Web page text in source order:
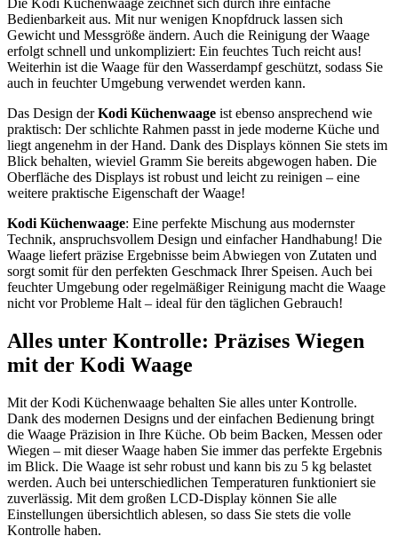
Die Kodi Küchenwaage zeichnet sich durch ihre einfache
Bedienbarkeit aus. Mit nur wenigen Knopfdruck lassen sich
Gewicht und Messgröße ändern. Auch die Reinigung der Waage
erfolgt schnell und unkompliziert: Ein feuchtes Tuch reicht aus!
Weiterhin ist die Waage für den Wasserdampf geschützt, sodass Sie
auch in feuchter Umgebung verwendet werden kann.
Das Design derKodi Küchenwaage ist ebenso ansprechend wie
praktisch: Der schlichte Rahmen passt in jede moderne Küche und
liegt angenehm in der Hand. Dank des Displays können Sie stets im
Blick behalten, wieviel Gramm Sie bereits abgewogen haben. Die
Oberfläche des Displays ist robust und leicht zu reinigen – eine
weitere praktische Eigenschaft der Waage!
Kodi Küchenwaage: Eine perfekte Mischung aus modernster
Technik, anspruchsvollem Design und einfacher Handhabung! Die
Waage liefert präzise Ergebnisse beim Abwiegen von Zutaten und
sorgt somit für den perfekten Geschmack Ihrer Speisen. Auch bei
feuchter Umgebung oder regelmäßiger Reinigung macht die Waage
nicht vor Probleme Halt – ideal für den täglichen Gebrauch!
Alles unter Kontrolle: Präzises Wiegen
mit der Kodi Waage
Mit der Kodi Küchenwaage behalten Sie alles unter Kontrolle.
Dank des modernen Designs und der einfachen Bedienung bringt
die Waage Präzision in Ihre Küche. Ob beim Backen, Messen oder
Wiegen – mit dieser Waage haben Sie immer das perfekte Ergebnis
im Blick. Die Waage ist sehr robust und kann bis zu 5 kg belastet
werden. Auch bei unterschiedlichen Temperaturen funktioniert sie
zuverlässig. Mit dem großen LCD-Display können Sie alle
Einstellungen übersichtlich ablesen, so dass Sie stets die volle
Kontrolle haben.